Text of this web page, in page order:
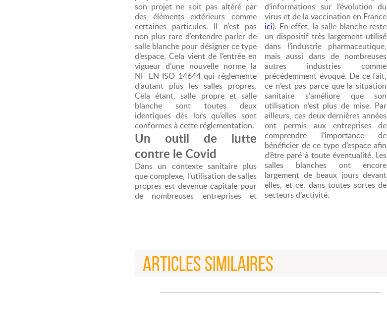
son projet ne soit pas altéré par
des éléments extérieurs comme
certaines particules. Il n’est pas
non plus rare d’entendre parler de
salle blanche pour désigner ce type
d’espace. Cela vient de l’entrée en
vigueur d’une nouvelle norme la
NF EN ISO 14644 qui réglemente
d’autant plus les salles propres.
Cela étant, salle propre et salle
blanche sont toutes deux
identiques dès lors qu’elles sont
conformes à cette réglementation.
Un outil de lutte
contre le Covid
Dans un contexte sanitaire plus
que complexe, l’utilisation de salles
propres est devenue capitale pour
de nombreuses entreprises et
d’informations sur l’évolution du
virus et de la vaccination en France
ici). En effet, la salle blanche reste
un dispositif très largement utilisé
dans l’industrie pharmaceutique,
mais aussi dans de nombreuses
autres industries comme
précédemment évoqué. De ce fait,
ce n’est pas parce que la situation
sanitaire s’améliore que son
utilisation n’est plus de mise. Par
ailleurs, ces deux dernières années
ont permis aux entreprises de
comprendre l’importance de
bénéficier de ce type d’espace afin
d’être paré à toute éventualité. Les
salles blanches ont encore
largement de beaux jours devant
elles, et ce, dans toutes sortes de
secteurs d’activité.
ARTICLES SIMILAIRES